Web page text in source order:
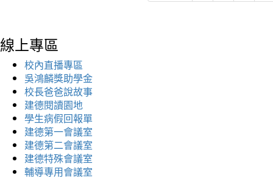
線上專區
校內直播專區
吳鴻麟獎助學金
校長爸爸說故事
建德閱讀園地
學生病假回報單
建德第一會議室
建德第二會議室
建德特殊會議室
輔導專用會議室